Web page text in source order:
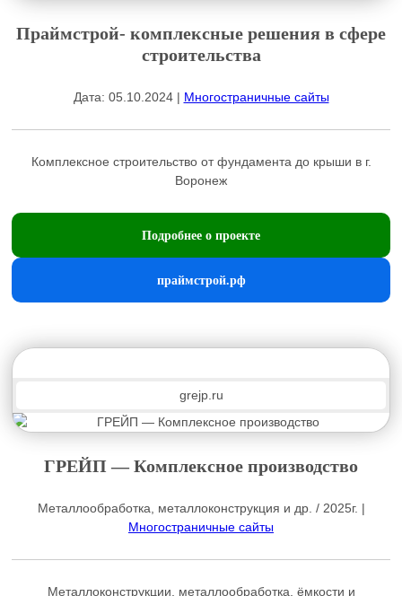
Праймстрой- комплексные решения в сфере
строительства
Дата: 05.10.2024 | Многостраничные сайты
Комплексное строительство от фундамента до крыши в г.
Воронеж
Подробнее о проекте
праймстрой.рф
grejp.ru
ГРЕЙП — Комплексное производство
Металлообработка, металлоконструкция и др. / 2025г. |
Многостраничные сайты
Металлоконструкции, металлообработка, ёмкости и